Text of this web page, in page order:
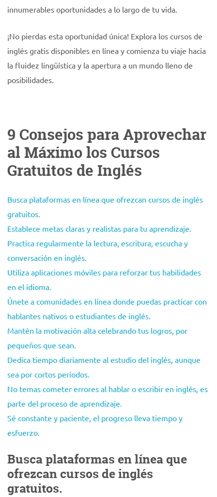
innumerables oportunidades a lo largo de tu vida.
¡No pierdas esta oportunidad única! Explora los cursos de
inglés gratis disponibles en línea y comienza tu viaje hacia
la fluidez lingüística y la apertura a un mundo lleno de
posibilidades.
9 Consejos para Aprovechar
al Máximo los Cursos
Gratuitos de Inglés
Busca plataformas en línea que ofrezcan cursos de inglés
gratuitos.
Establece metas claras y realistas para tu aprendizaje.
Practica regularmente la lectura, escritura, escucha y
conversación en inglés.
Utiliza aplicaciones móviles para reforzar tus habilidades
en el idioma.
Únete a comunidades en línea donde puedas practicar con
hablantes nativos o estudiantes de inglés.
Mantén la motivación alta celebrando tus logros, por
pequeños que sean.
Dedica tiempo diariamente al estudio del inglés, aunque
sea por cortos períodos.
No temas cometer errores al hablar o escribir en inglés, es
parte del proceso de aprendizaje.
Sé constante y paciente, el progreso lleva tiempo y
esfuerzo.
Busca plataformas en línea que
ofrezcan cursos de inglés
gratuitos.